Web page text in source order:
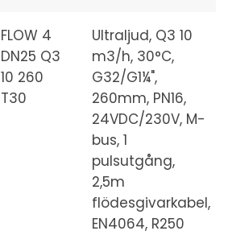
FLOW 4
DN25 Q3
10 260
T30
Ultraljud, Q3 10
m3/h, 30°C,
G32/G1¼",
260mm, PN16,
24VDC/230V, M-
bus, 1
pulsutgång,
2,5m
flödesgivarkabel,
EN4064, R250